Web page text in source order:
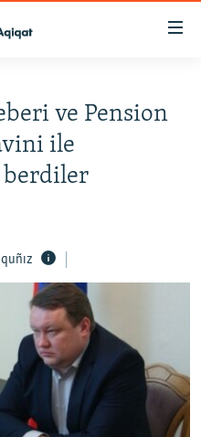
ve Pension
ile
berdiler